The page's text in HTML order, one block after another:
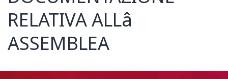
RELATIVA ALLâ
ASSEMBLEA